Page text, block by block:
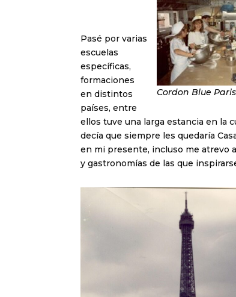
Cordon Blue Paris
Pasé por varias
escuelas
específicas,
formaciones
en distintos
países, entre
ellos tuve una larga estancia en la
decía que siempre les quedaría
en mi presente, incluso me atrevo
y gastronomías de las que